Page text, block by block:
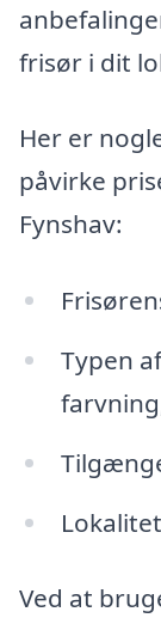
frisør i dit
Her er
påvirke
Fynshav:
Typen
Ved at